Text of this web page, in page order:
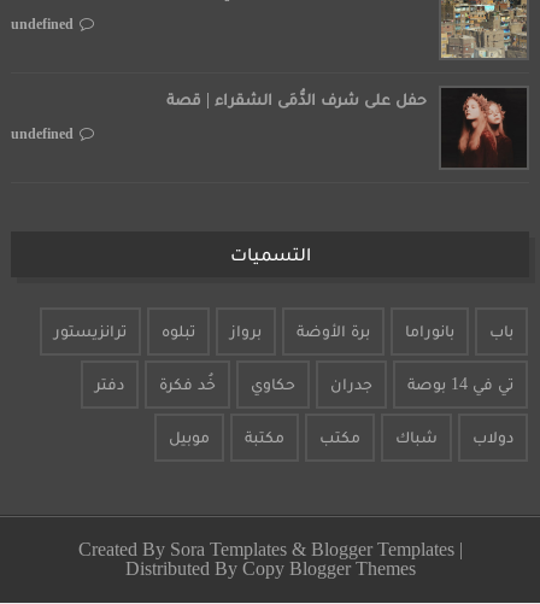
حفل على شرف الدُّمَى الشقراء | قصة
برة الأوضة برواز تبلوه ترانزيستور
جدران حكاوي خُد فكرة دفتر
شباك مكتب مكتبة موبيل
Created BySora Templates&Blogger
Distributed ByCopy Blogger Themes